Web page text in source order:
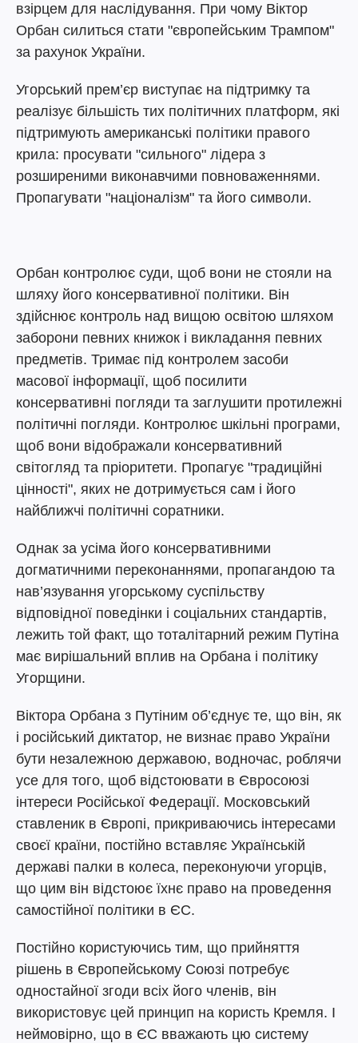
взірцем для наслідування. При чому Віктор
Орбан силиться стати "європейським Трампом"
за рахунок України.
Угорський прем’єр виступає на підтримку та
реалізує більшість тих політичних платформ, які
підтримують американські політики правого
крила: просувати "сильного" лідера з
розширеними виконавчими повноваженнями.
Пропагувати "націоналізм" та його символи.
Орбан контролює суди, щоб вони не стояли на
шляху його консервативної політики. Він
здійснює контроль над вищою освітою шляхом
заборони певних книжок і викладання певних
предметів. Тримає під контролем засоби
масової інформації, щоб посилити
консервативні погляди та заглушити протилежні
політичні погляди. Контролює шкільні програми,
щоб вони відображали консервативний
світогляд та пріоритети. Пропагує "традиційні
цінності", яких не дотримується сам і його
найближчі політичні соратники.
Однак за усіма його консервативними
догматичними переконаннями, пропагандою та
нав’язування угорському суспільству
відповідної поведінки і соціальних стандартів,
лежить той факт, що тоталітарний режим Путіна
має вирішальний вплив на Орбана і політику
Угорщини.
Віктора Орбана з Путіним об’єднує те, що він, як
і російський диктатор, не визнає право України
бути незалежною державою, водночас, роблячи
усе для того, щоб відстоювати в Євросоюзі
інтереси Російської Федерації. Московський
ставленик в Європі, прикриваючись інтересами
своєї країни, постійно вставляє Українській
державі палки в колеса, переконуючи угорців,
що цим він відстоює їхнє право на проведення
самостійної політики в ЄС.
Постійно користуючись тим, що прийняття
рішень в Європейському Союзі потребує
одностайної згоди всіх його членів, він
використовує цей принцип на користь Кремля. І
неймовірно, що в ЄС вважають цю систему